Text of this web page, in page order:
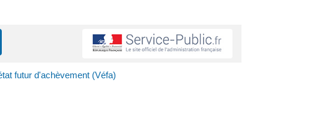
futur d'achèvement (Véfa)